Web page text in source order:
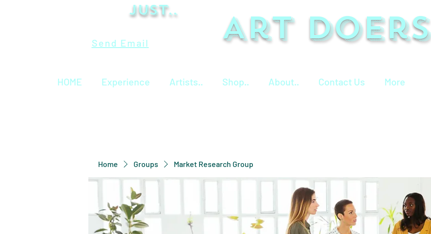
Send Email Art Doers
Just..
HOME Experience Artists.. Shop.. About.. Contact Us More
Home Groups Market Research Group